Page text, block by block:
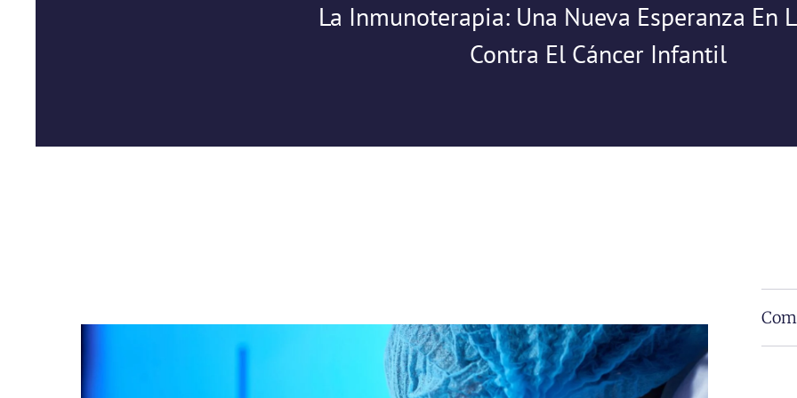
La Inmunoterapia: Una Nueva Esperanza En
Contra El Cáncer Infantil